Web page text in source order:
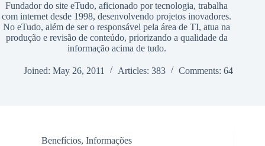
Fundador do site eTudo, aficionado por tecnologia, trabalha
com internet desde 1998, desenvolvendo projetos inovadores.
No eTudo, além de ser o responsável pela área de TI, atua na
produção e revisão de conteúdo, priorizando a qualidade da
informação acima de tudo.
Joined: May 26, 2011 Articles: 383 Comments: 64
Benefícios, Informações